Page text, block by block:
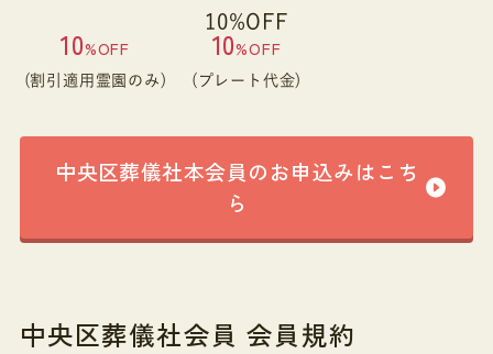
10%OFF
(割引適用霊園のみ)
10%OFF
(プレート代金)
中央区葬儀社本会員のお申込みはこち
ら
中央区葬儀社会員 会員規約